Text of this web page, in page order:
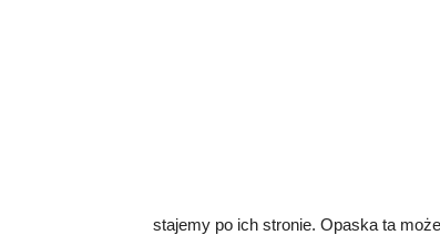
stajemy po ich stronie. Opaska ta